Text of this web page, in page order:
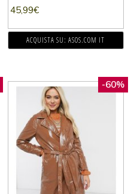
45,99€
ACQUISTA SU: ASOS.COM IT
-60%